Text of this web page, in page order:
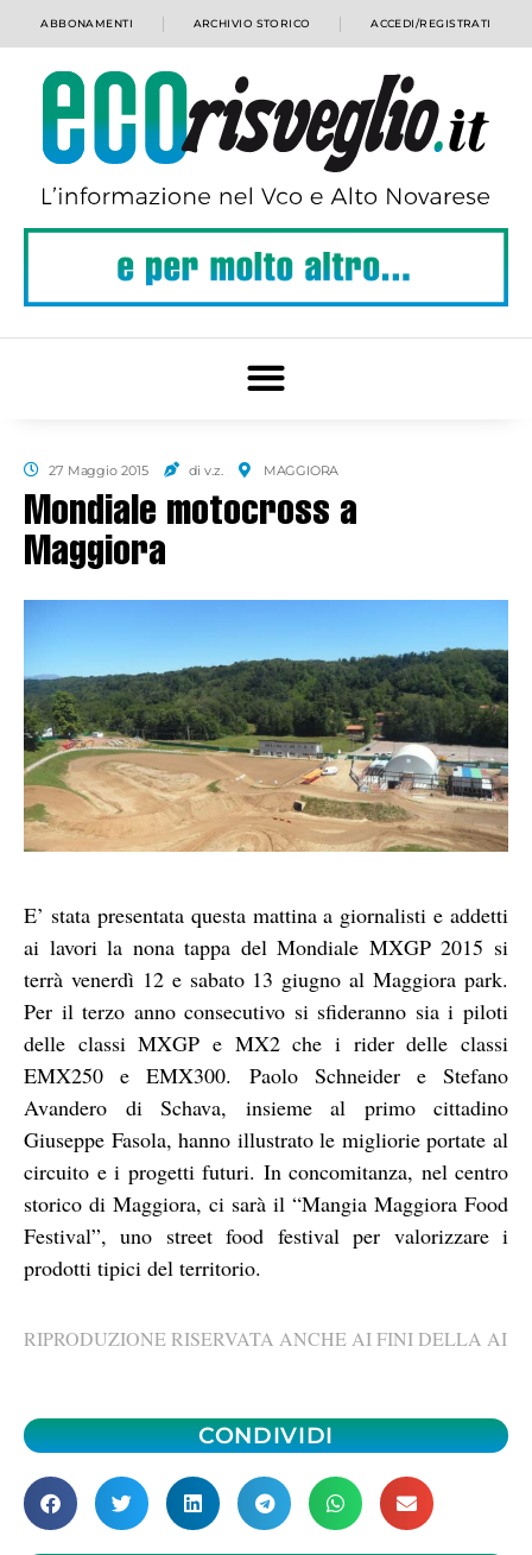
ABBONAMENTI ARCHIVIO STORICO ACCEDI/REGISTRATI
27 Maggio 2015 di v.z. MAGGIORA
Mondiale motocross a
Maggiora
E’ stata presentata questa mattina a giornalisti e addetti
ai lavori la nona tappa del Mondiale MXGP 2015 si
terrà venerdì 12 e sabato 13 giugno al Maggiora park.
Per il terzo anno consecutivo si sfideranno sia i piloti
delle classi MXGP e MX2 che i rider delle classi
EMX250 e EMX300. Paolo Schneider e Stefano
Avandero di Schava, insieme al primo cittadino
Giuseppe Fasola, hanno illustrato le migliorie portate al
circuito e i progetti futuri. In concomitanza, nel centro
storico di Maggiora, ci sarà il “Mangia Maggiora Food
Festival”, uno street food festival per valorizzare i
prodotti tipici del territorio.
RIPRODUZIONE RISERVATA ANCHE AI FINI DELLA AI
CONDIVIDI